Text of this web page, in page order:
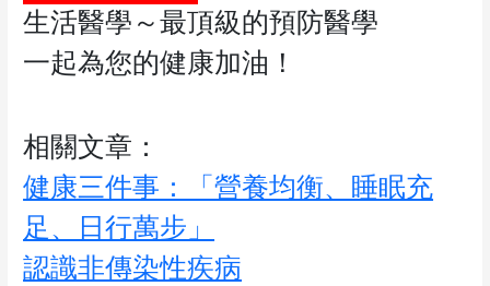
生活醫學～最頂級的預防醫學
一起為您的健康加油！
相關文章：
健康三件事：「營養均衡、睡眠充
足、日行萬步」
認識非傳染性疾病